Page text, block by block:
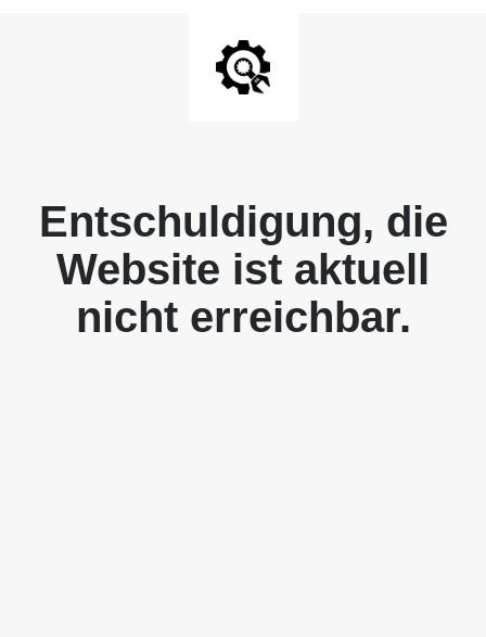
Entschuldigung, die
Website ist aktuell
nicht erreichbar.